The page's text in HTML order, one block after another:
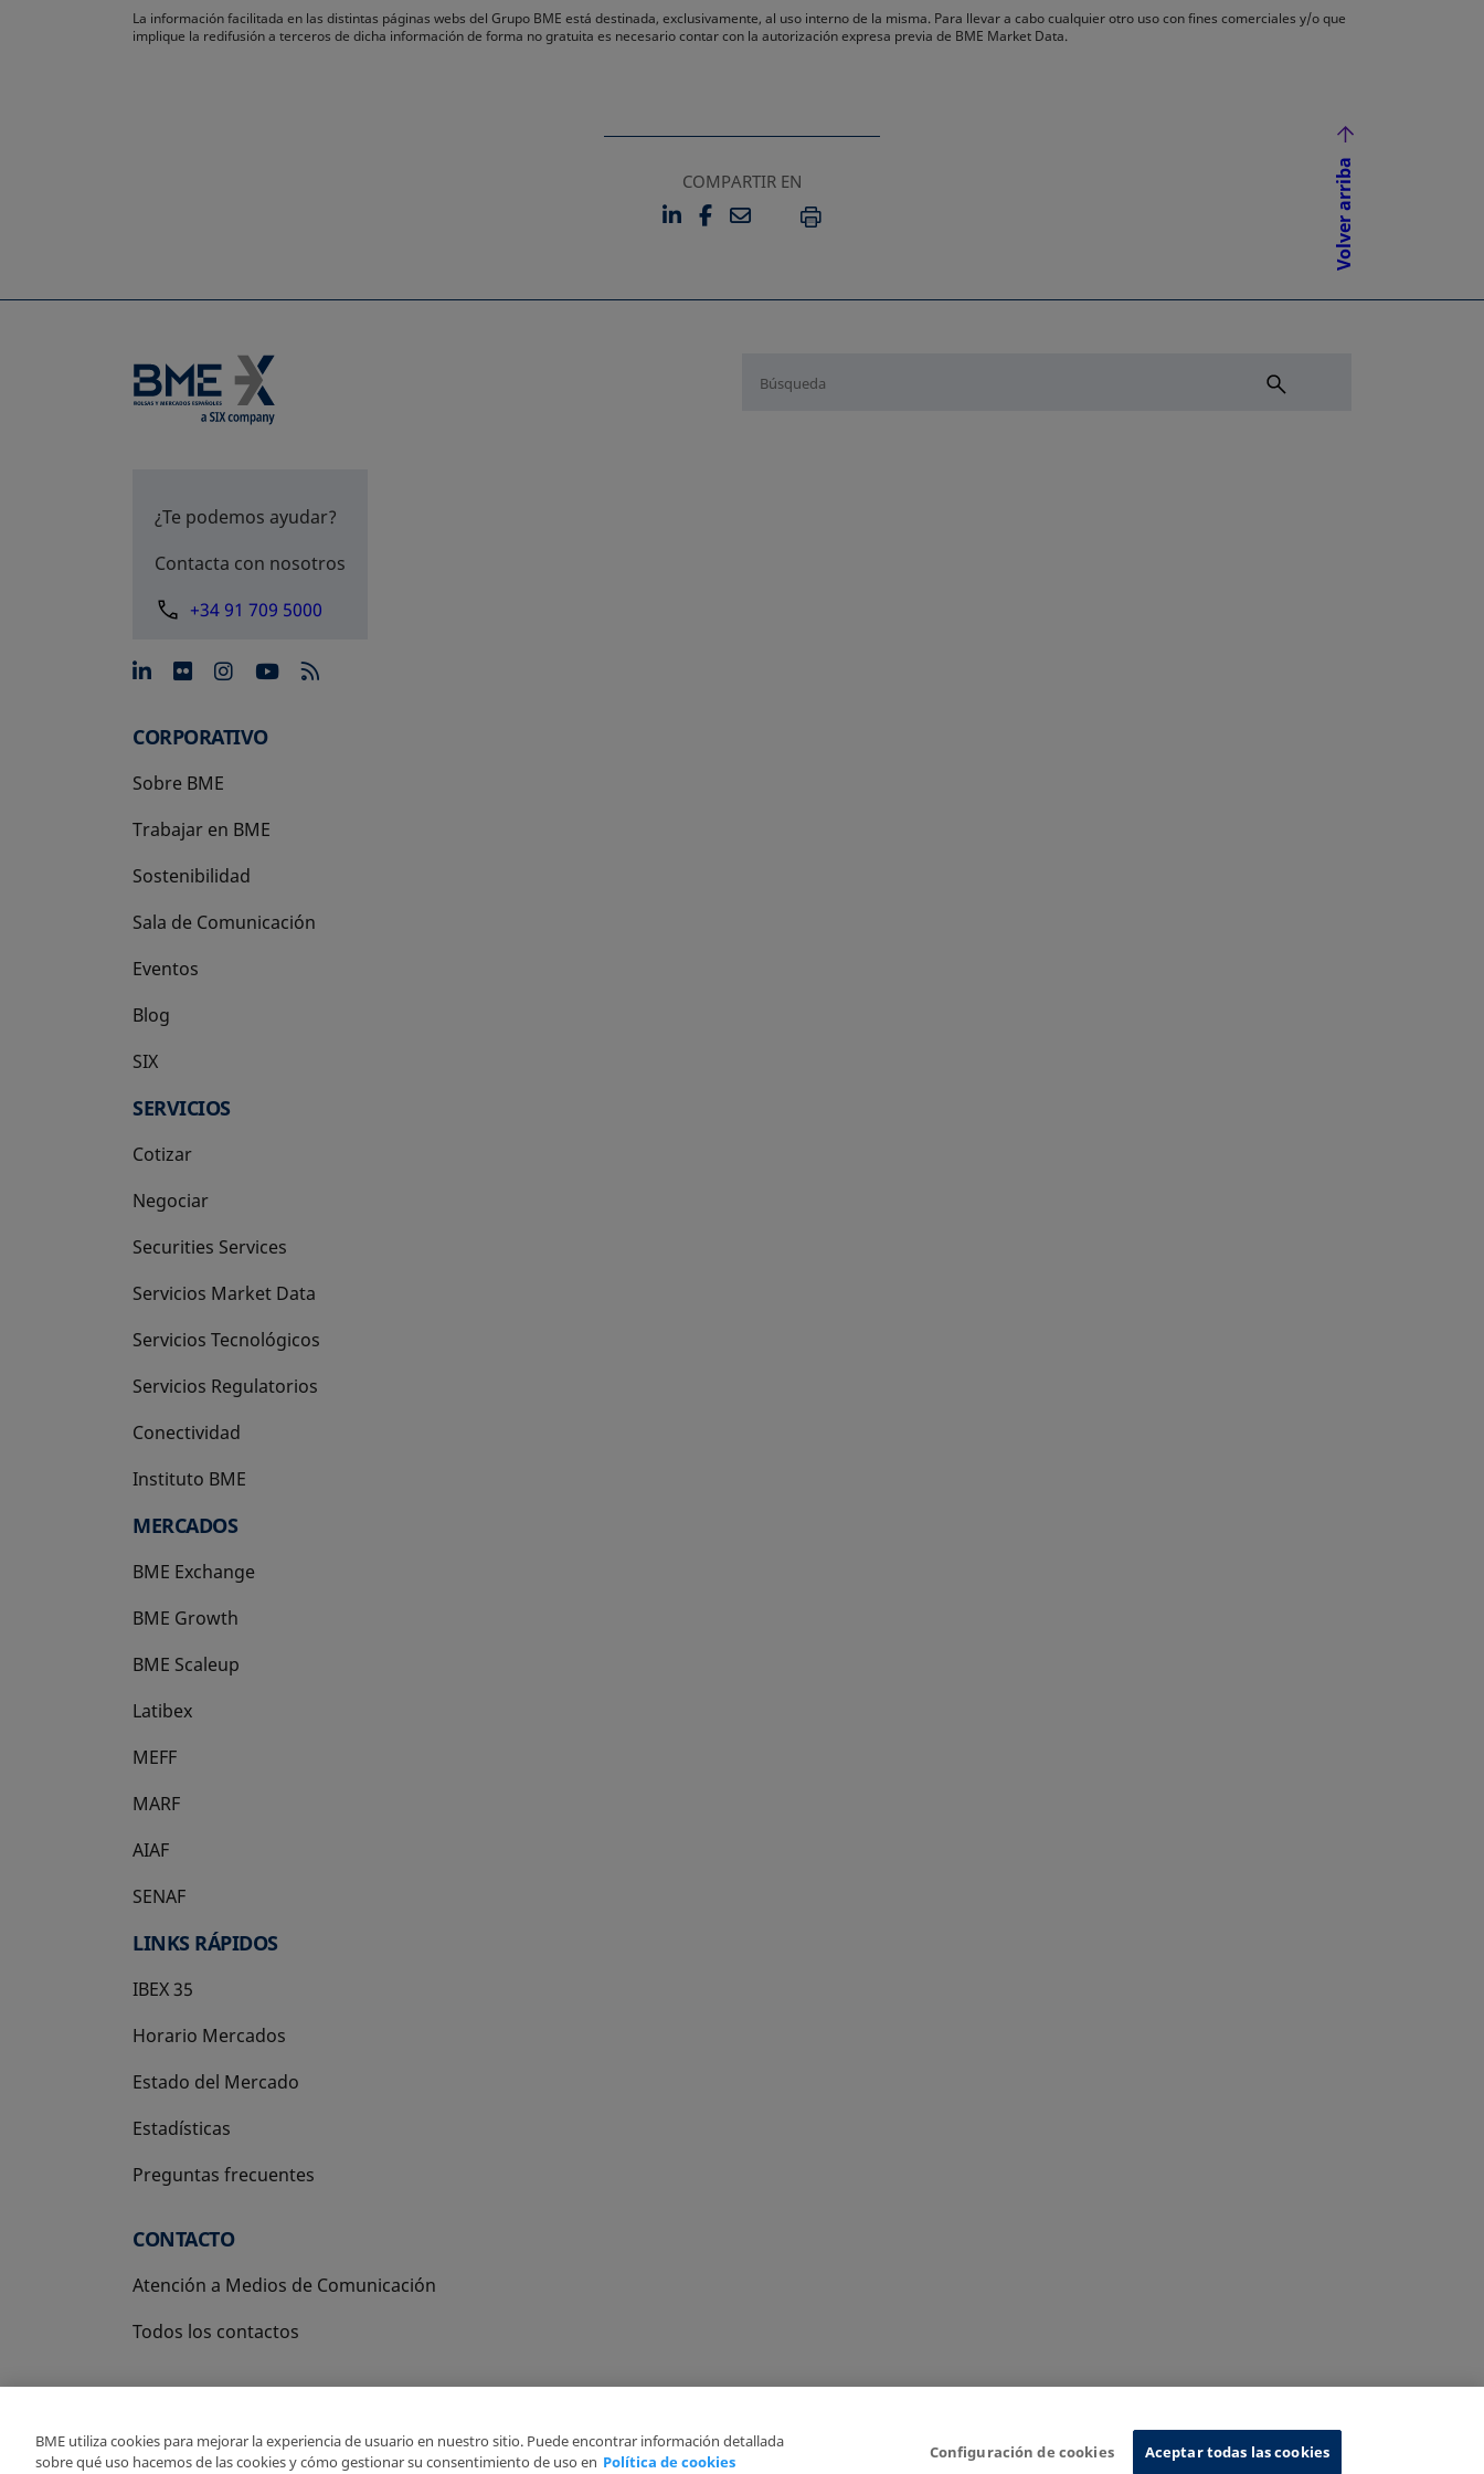
La información facilitada en las distintas páginas webs del Grupo BME está destinada, exclusivamente, al uso interno de la misma. Para llevar a cabo cualquier otro uso con fines comerciales y/o que
implique la redifusión a terceros de dicha información de forma no gratuita es necesario contar con la autorización expresa previa de BME Market Data.
COMPARTIR EN
LINKEDIN
SE ABRE EN UNA PESTAÑA NUEVA
FACEBOOK
SE ABRE EN UNA PESTAÑA NUEVA
EMAILIMPRIMIR Volver arriba
¿Te podemos ayudar?
Contacta con nosotros
+34 91 709 5000
se abre en una pestaña nueva
se abre en una pestaña nueva
se abre en una pestaña nueva
se abre en una pestaña nueva
CORPORATIVO
Sobre BME
Trabajar en BME
Sostenibilidad
Sala de Comunicación
Eventos
Blog
SIX
se abre en una pestaña nueva
SERVICIOS
Cotizar
Negociar
Securities Services
Servicios Market Data
Servicios Tecnológicos
Servicios Regulatorios
Conectividad
Instituto BME
se abre en una pestaña nueva
MERCADOS
BME Exchange
BME Growth
se abre en una pestaña nueva
BME Scaleup
se abre en una pestaña nueva
Latibex
se abre en una pestaña nueva
MEFF
se abre en una pestaña nueva
MARF
AIAF
SENAF
LINKS RÁPIDOS
IBEX 35
Horario Mercados
Estado del Mercado
Estadísticas
Preguntas frecuentes
CONTACTO
Atención a Medios de Comunicación
Todos los contactos
BME utiliza cookies para mejorar la experiencia de usuario en nuestro sitio. Puede encontrar información detallada
sobre qué uso hacemos de las cookies y cómo gestionar su consentimiento de uso en Política de cookies
Configuración de cookies Aceptar todas las cookies